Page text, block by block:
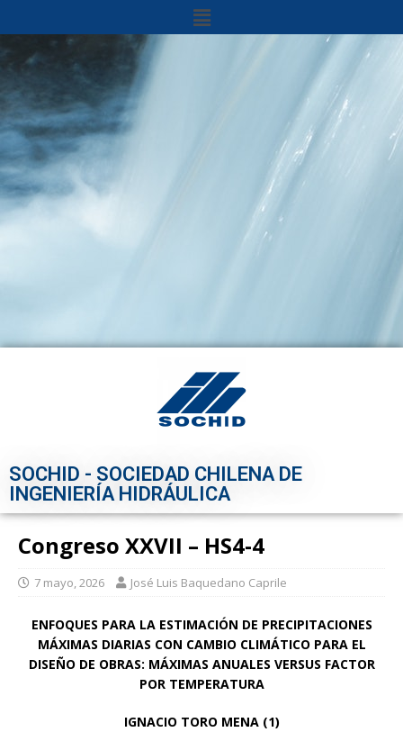
SOCHID - SOCIEDAD CHILENA DE
INGENIERÍA HIDRÁULICA
Congreso XXVII – HS4-4
7 mayo, 2026 José Luis Baquedano Caprile
ENFOQUES PARA LA ESTIMACIÓN DE PRECIPITACIONES
MÁXIMAS DIARIAS CON CAMBIO CLIMÁTICO PARA EL
DISEÑO DE OBRAS: MÁXIMAS ANUALES VERSUS FACTOR
POR TEMPERATURA
IGNACIO TORO MENA (1)